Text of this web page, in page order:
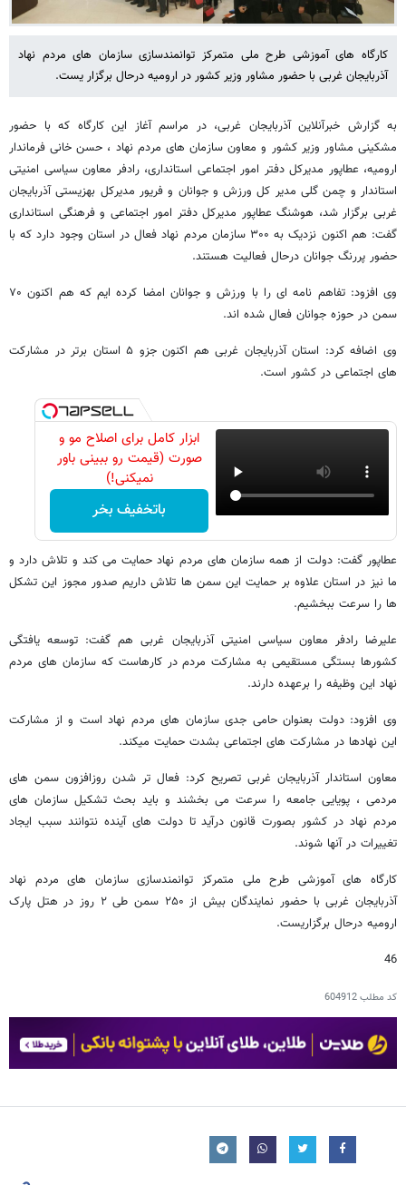
کارگاه های آموزشی طرح ملی متمرکز توانمندسازی سازمان های مردم نهاد
آذربایجان غربی با حضور مشاور وزیر کشور در ارومیه درحال برگزار یست.
به گزارش خبرآنلاین آذربایجان غربی، در مراسم آغاز این کارگاه که با حضور
مشکینی مشاور وزیر کشور و معاون سازمان های مردم نهاد ، حسن خانی فرماندار
ارومیه، عطاپور مدیرکل دفتر امور اجتماعی استانداری، رادفر معاون سیاسی امنیتی
استاندار و چمن گلی مدیر کل ورزش و جوانان و فریور مدیرکل بهزیستی آذربایجان
غربی برگزار شد، هوشنگ عطاپور مدیرکل دفتر امور اجتماعی و فرهنگی استانداری
گفت: هم اکنون نزدیک به ۳۰۰ سازمان مردم نهاد فعال در استان وجود دارد که با
حضور پررنگ جوانان درحال فعالیت هستند.
وی افزود: تفاهم نامه ای را با ورزش و جوانان امضا کرده ایم که هم اکنون ۷۰
سمن در حوزه جوانان فعال شده اند.
وی اضافه کرد: استان آذربایجان غربی هم اکنون جزو ۵ استان برتر در مشارکت
های اجتماعی در کشور است.
ابزار کامل برای اصلاح مو و
صورت (قیمت رو ببینی باور
نمیکنی!)
باتخفیف بخر
عطاپور گفت: دولت از همه سازمان های مردم نهاد حمایت می کند و تلاش دارد و
ما نیز در استان علاوه بر حمایت این سمن ها تلاش داریم صدور مجوز این تشکل
ها را سرعت ببخشیم.
علیرضا رادفر معاون سیاسی امنیتی آذربایجان غربی هم گفت: توسعه یافتگی
کشورها بستگی مستقیمی به مشارکت مردم در کارهاست که سازمان های مردم
نهاد این وظیفه را برعهده دارند.
وی افزود: دولت بعنوان حامی جدی سازمان های مردم نهاد است و از مشارکت
این نهادها در مشارکت های اجتماعی بشدت حمایت میکند.
معاون استاندار آذربایجان غربی تصریح کرد: فعال تر شدن روزافزون سمن های
مردمی ، پویایی جامعه را سرعت می بخشند و باید بحث تشکیل سازمان های
مردم نهاد در کشور بصورت قانون درآید تا دولت های آینده نتوانند سبب ایجاد
تغییرات در آنها شوند.
کارگاه های آموزشی طرح ملی متمرکز توانمندسازی سازمان های مردم نهاد
آذربایجان غربی با حضور نمایندگان بیش از ۲۵۰ سمن طی ۲ روز در هتل پارک
ارومیه درحال برگزاریست.
46
کد مطلب604912